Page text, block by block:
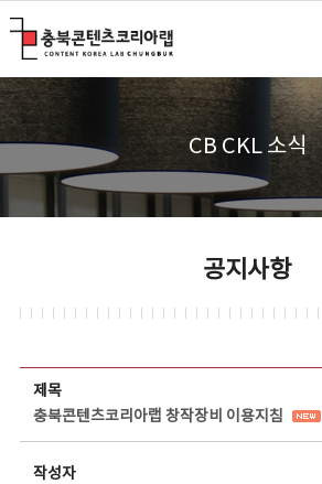
CB CKL 소식
공지사항
제목
충북콘텐츠코리아랩 창작장비 이용지침
작성자